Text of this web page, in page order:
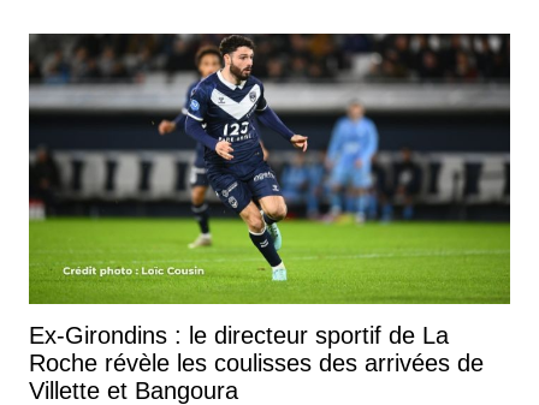
Ex-Girondins : le directeur sportif de La
Roche révèle les coulisses des arrivées de
Villette et Bangoura